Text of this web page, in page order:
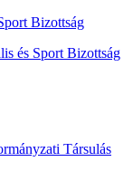
Bizottság
és Sport Bizottság
Társulás